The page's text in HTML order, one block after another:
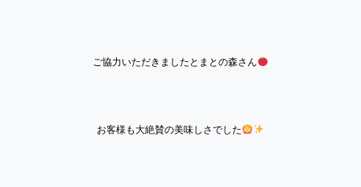
ご協力いただきましたとまとの森さん
お客様も大絶賛の美味しさでした